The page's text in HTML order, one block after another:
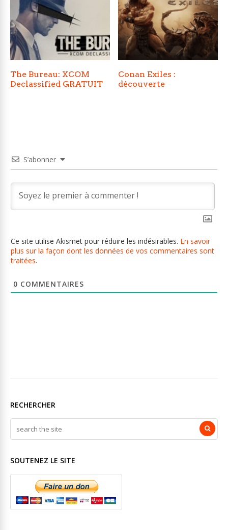
The Bureau: XCOM
Declassified GRATUIT
Conan Exiles :
découverte
S’abonner
Ce site utilise Akismet pour réduire les indésirables. En savoir
plus sur la façon dont les données de vos commentaires sont
traitées.
0 COMMENTAIRES
RECHERCHER
SOUTENEZ LE SITE